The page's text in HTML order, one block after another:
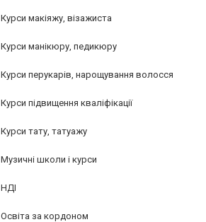
Курси макіяжу, візажиста
Курси манікюру, педикюру
Курси перукарів, нарощування волосся
Курси підвищення кваліфікації
Курси тату, татуажу
Музичні школи і курси
НДІ
Освіта за кордоном